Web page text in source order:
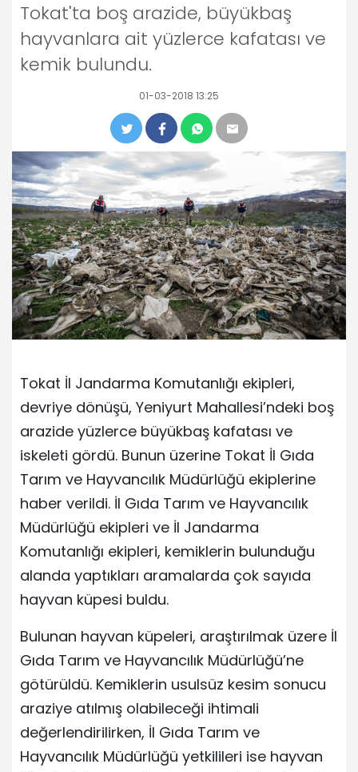
Tokat'ta boş arazide, büyükbaş
hayvanlara ait yüzlerce kafatası ve
kemik bulundu.
01-03-2018 13:25
Tokat İl Jandarma Komutanlığı ekipleri,
devriye dönüşü, Yeniyurt Mahallesi’ndeki boş
arazide yüzlerce büyükbaş kafatası ve
iskeleti gördü. Bunun üzerine Tokat İl Gıda
Tarım ve Hayvancılık Müdürlüğü ekiplerine
haber verildi. İl Gıda Tarım ve Hayvancılık
Müdürlüğü ekipleri ve İl Jandarma
Komutanlığı ekipleri, kemiklerin bulunduğu
alanda yaptıkları aramalarda çok sayıda
hayvan küpesi buldu.
Bulunan hayvan küpeleri, araştırılmak üzere İl
Gıda Tarım ve Hayvancılık Müdürlüğü’ne
götürüldü. Kemiklerin usulsüz kesim sonucu
araziye atılmış olabileceği ihtimali
değerlendirilirken, İl Gıda Tarım ve
Hayvancılık Müdürlüğü yetkilileri ise hayvan